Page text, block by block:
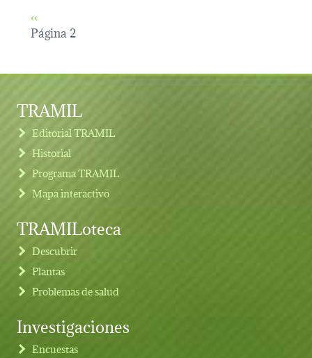
Paginación
Página anterior
‹‹
Página 2
Footer menu
TRAMIL
Editorial TRAMIL
Historial
Programa TRAMIL
Mapa interactivo
TRAMILoteca
Descubrir
Plantas
Problemas de salud
Investigaciones
Encuestas